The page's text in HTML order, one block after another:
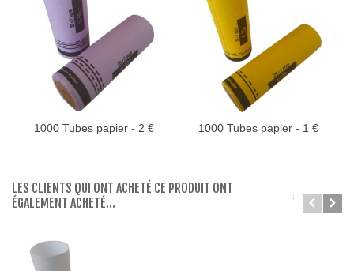
1000 Tubes papier - 2 € 1000 Tubes papier - 1 €
LES CLIENTS QUI ONT ACHETÉ CE PRODUIT ONT
ÉGALEMENT ACHETÉ...